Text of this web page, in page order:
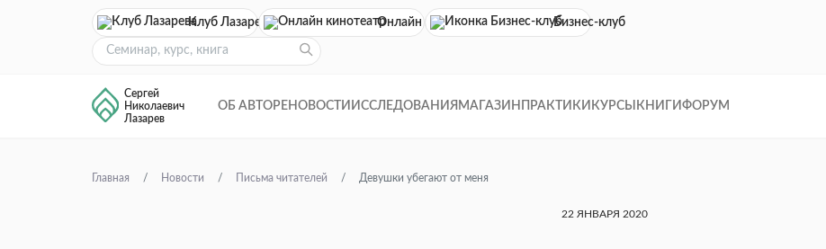
Клуб Лазарева Онлайн кинотеатр
Бизнес-клуб
Сергей
Николаевич
Лазарев
ОБ АВТОРЕ НОВОСТИ ИССЛЕДОВАНИЯ МАГАЗИН ПРАКТИКИ КУРСЫ КНИГИ ФОРУМ
Главная Новости Письма читателей Девушки убегают от меня
22 ЯНВАРЯ 2020